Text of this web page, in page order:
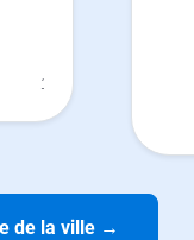
de la ville →